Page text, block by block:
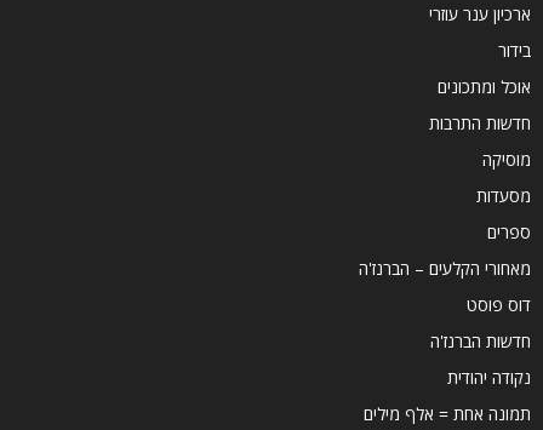
ארכיון ענר עוזרי
בידור
אוכל ומתכונים
חדשות התרבות
מוסיקה
מסעדות
ספרים
מאחורי הקלעים – הברנז'ה
דוס פוסט
חדשות הברנז'ה
נקודה יהודית
תמונה אחת = אלף מילים